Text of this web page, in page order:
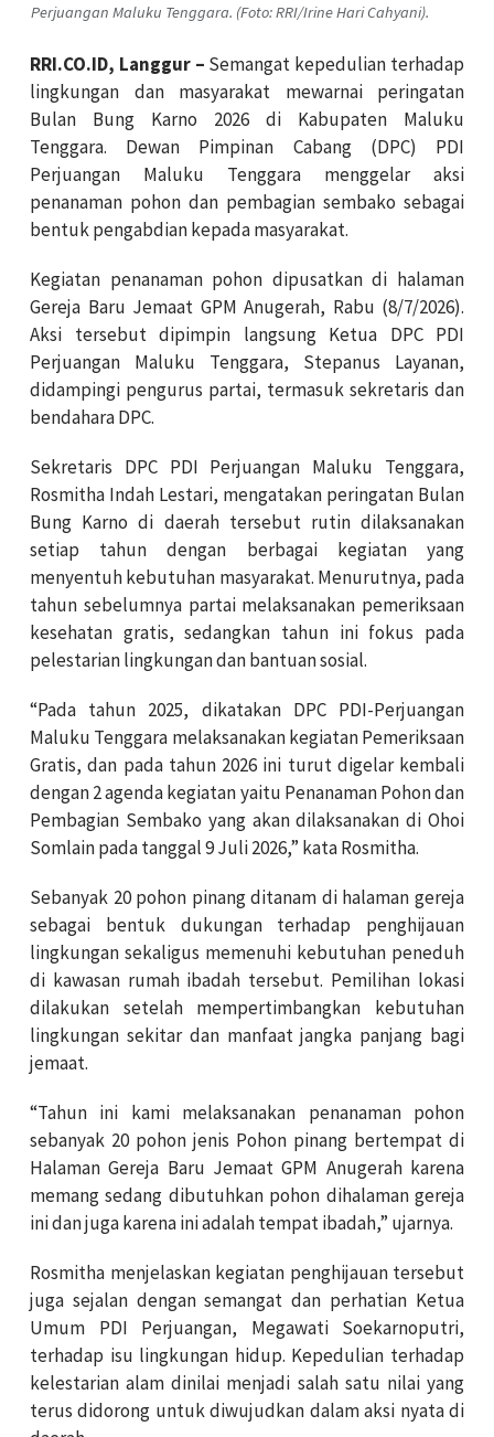
Perjuangan Maluku Tenggara. (Foto: RRI/Irine Hari Cahyani).
RRI.CO.ID, Langgur – Semangat kepedulian terhadap
lingkungan dan masyarakat mewarnai peringatan
Bulan Bung Karno 2026 di Kabupaten Maluku
Tenggara. Dewan Pimpinan Cabang (DPC) PDI
Perjuangan Maluku Tenggara menggelar aksi
penanaman pohon dan pembagian sembako sebagai
bentuk pengabdian kepada masyarakat.
Kegiatan penanaman pohon dipusatkan di halaman
Gereja Baru Jemaat GPM Anugerah, Rabu (8/7/2026).
Aksi tersebut dipimpin langsung Ketua DPC PDI
Perjuangan Maluku Tenggara, Stepanus Layanan,
didampingi pengurus partai, termasuk sekretaris dan
bendahara DPC.
Sekretaris DPC PDI Perjuangan Maluku Tenggara,
Rosmitha Indah Lestari, mengatakan peringatan Bulan
Bung Karno di daerah tersebut rutin dilaksanakan
setiap tahun dengan berbagai kegiatan yang
menyentuh kebutuhan masyarakat. Menurutnya, pada
tahun sebelumnya partai melaksanakan pemeriksaan
kesehatan gratis, sedangkan tahun ini fokus pada
pelestarian lingkungan dan bantuan sosial.
“Pada tahun 2025, dikatakan DPC PDI-Perjuangan
Maluku Tenggara melaksanakan kegiatan Pemeriksaan
Gratis, dan pada tahun 2026 ini turut digelar kembali
dengan 2 agenda kegiatan yaitu Penanaman Pohon dan
Pembagian Sembako yang akan dilaksanakan di Ohoi
Somlain pada tanggal 9 Juli 2026,” kata Rosmitha.
Sebanyak 20 pohon pinang ditanam di halaman gereja
sebagai bentuk dukungan terhadap penghijauan
lingkungan sekaligus memenuhi kebutuhan peneduh
di kawasan rumah ibadah tersebut. Pemilihan lokasi
dilakukan setelah mempertimbangkan kebutuhan
lingkungan sekitar dan manfaat jangka panjang bagi
jemaat.
“Tahun ini kami melaksanakan penanaman pohon
sebanyak 20 pohon jenis Pohon pinang bertempat di
Halaman Gereja Baru Jemaat GPM Anugerah karena
memang sedang dibutuhkan pohon dihalaman gereja
ini dan juga karena ini adalah tempat ibadah,” ujarnya.
Rosmitha menjelaskan kegiatan penghijauan tersebut
juga sejalan dengan semangat dan perhatian Ketua
Umum PDI Perjuangan, Megawati Soekarnoputri,
terhadap isu lingkungan hidup. Kepedulian terhadap
kelestarian alam dinilai menjadi salah satu nilai yang
terus didorong untuk diwujudkan dalam aksi nyata di